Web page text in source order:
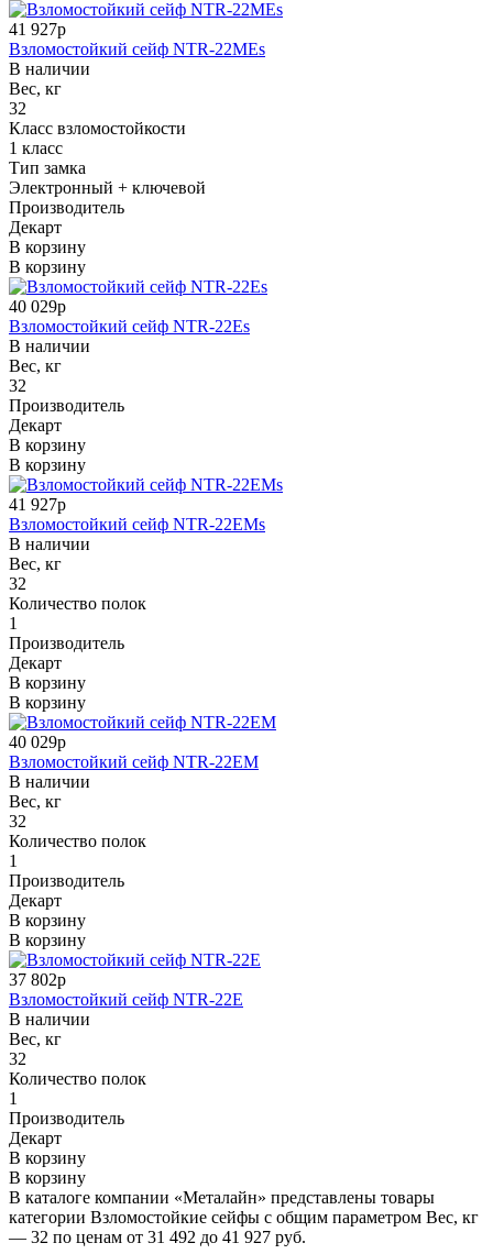
41 927р
Взломостойкий сейф NTR-22MEs
В наличии
Вес, кг
32
Класс взломостойкости
1 класс
Тип замка
Электронный + ключевой
Производитель
Декарт
В корзину
В корзину
40 029р
Взломостойкий сейф NTR-22Es
В наличии
Вес, кг
32
Производитель
Декарт
В корзину
В корзину
41 927р
Взломостойкий сейф NTR-22EMs
В наличии
Вес, кг
32
Количество полок
1
Производитель
Декарт
В корзину
В корзину
40 029р
Взломостойкий сейф NTR-22EM
В наличии
Вес, кг
32
Количество полок
1
Производитель
Декарт
В корзину
В корзину
37 802р
Взломостойкий сейф NTR-22E
В наличии
Вес, кг
32
Количество полок
1
Производитель
Декарт
В корзину
В корзину
В каталоге компании «Металайн» представлены товары
категории Взломостойкие сейфы с общим параметром Вес, кг
— 32 по ценам от 31 492 до 41 927 руб.